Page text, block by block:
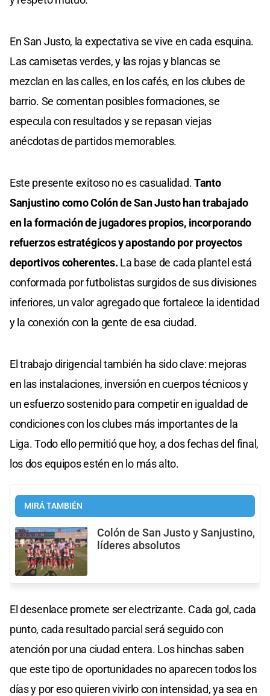
En San Justo, la expectativa se vive en cada esquina.
Las camisetas verdes, y las rojas y blancas se
mezclan en las calles, en los cafés, en los clubes de
barrio. Se comentan posibles formaciones, se
especula con resultados y se repasan viejas
anécdotas de partidos memorables.
Este presente exitoso no es casualidad.Tanto
Sanjustino como Colón de San Justo han trabajado
en la formación de jugadores propios, incorporando
refuerzos estratégicos y apostando por proyectos
deportivos coherentes. La base de cada plantel está
conformada por futbolistas surgidos de sus divisiones
inferiores, un valor agregado que fortalece la identidad
y la conexión con la gente de esa ciudad.
El trabajo dirigencial también ha sido clave: mejoras
en las instalaciones, inversión en cuerpos técnicos y
un esfuerzo sostenido para competir en igualdad de
condiciones con los clubes más importantes de la
Liga. Todo ello permitió que hoy, a dos fechas del final,
los dos equipos estén en lo más alto.
MIRÁ TAMBIÉN
Colón de San Justo y Sanjustino,
líderes absolutos
El desenlace promete ser electrizante. Cada gol, cada
punto, cada resultado parcial será seguido con
atención por una ciudad entera. Los hinchas saben
que este tipo de oportunidades no aparecen todos los
días y por eso quieren vivirlo con intensidad, ya sea en